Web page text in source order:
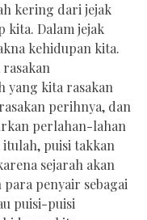
kering dari jejak
kita. Dalam jejak
kehidupan kita.
yang kita rasakan
perihnya, dan
perlahan-lahan
itulah, puisi takkan
sejarah akan
penyair sebagai
puisi-puisi